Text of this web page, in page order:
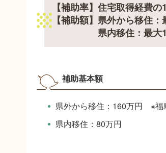
【補助率】住宅取得経費の
【補助額】県外から移住
県内移住：最大110
補助基本額
県外から移住：160万円 ※福
県内移住：80万円